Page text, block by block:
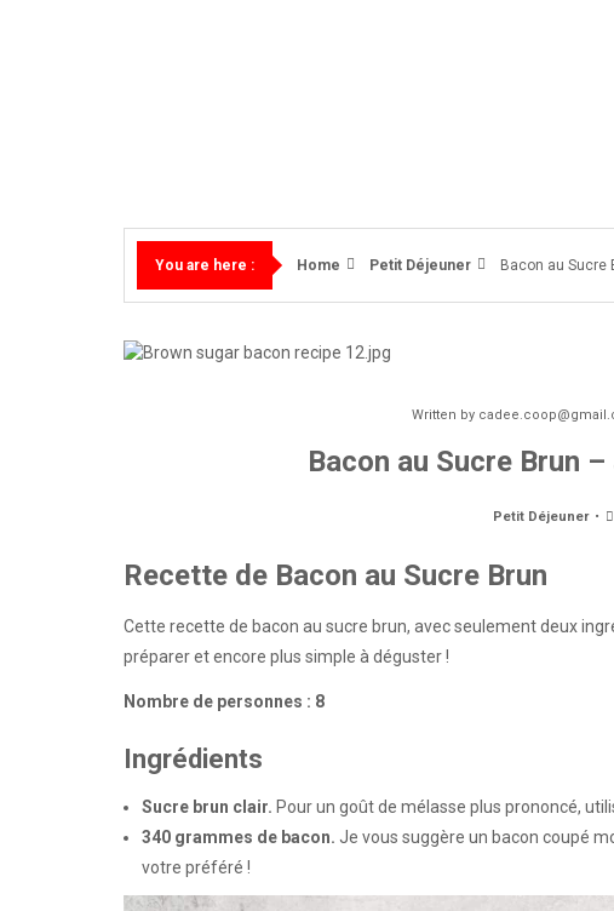
You are here : Home Petit Déjeuner Bacon au Sucre
Written by
Bacon au Sucre Brun
Petit Déjeuner
Recette de Bacon au Sucre Brun
Cette recette de bacon au sucre brun, avec seulement deux
préparer et encore plus simple à déguster !
Nombre de personnes : 8
Ingrédients
Sucre brun clair. Pour un goût de mélasse plus prononcé,
340 grammes de bacon. Je vous suggère un bacon coupé
votre préféré !